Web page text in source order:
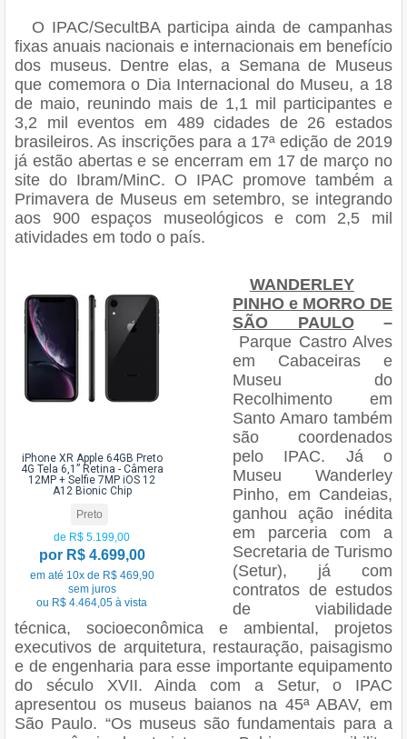
O IPAC/SecultBA participa ainda de campanhas
fixas anuais nacionais e internacionais em benefício
dos museus. Dentre elas, a Semana de Museus
que comemora o Dia Internacional do Museu, a 18
de maio, reunindo mais de 1,1 mil participantes e
3,2 mil eventos em 489 cidades de 26 estados
brasileiros. As inscrições para a 17ª edição de 2019
já estão abertas e se encerram em 17 de março no
site do Ibram/MinC. O IPAC promove também a
Primavera de Museus em setembro, se integrando
aos 900 espaços museológicos e com 2,5 mil
atividades em todo o país.
iPhone XR Apple 64GB Preto
4G Tela 6,1” Retina - Câmera
12MP + Selfie 7MP iOS 12
A12 Bionic Chip
Preto
de R$ 5.199,00
por R$ 4.699,00
em até 10x de R$ 469,90
sem juros
ou R$ 4.464,05 à vista
WANDERLEY
PINHO e MORRO DE
SÃO PAULO–
Parque Castro Alves
em Cabaceiras e
Museu do
Recolhimento em
Santo Amaro também
são coordenados
pelo IPAC. Já o
Museu Wanderley
Pinho, em Candeias,
ganhou ação inédita
em parceria com a
Secretaria de Turismo
(Setur), já com
contratos de estudos
de viabilidade
técnica, socioeconômica e ambiental, projetos
executivos de arquitetura, restauração, paisagismo
e de engenharia para esse importante equipamento
do século XVII. Ainda com a Setur, o IPAC
apresentou os museus baianos na 45ª ABAV, em
São Paulo. “Os museus são fundamentais para a